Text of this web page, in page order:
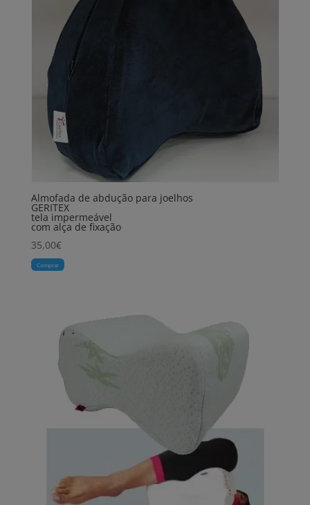
Almofada de abdução para joelhos
GERITEX
tela impermeável
com alça de fixação
35,00€
Comprar